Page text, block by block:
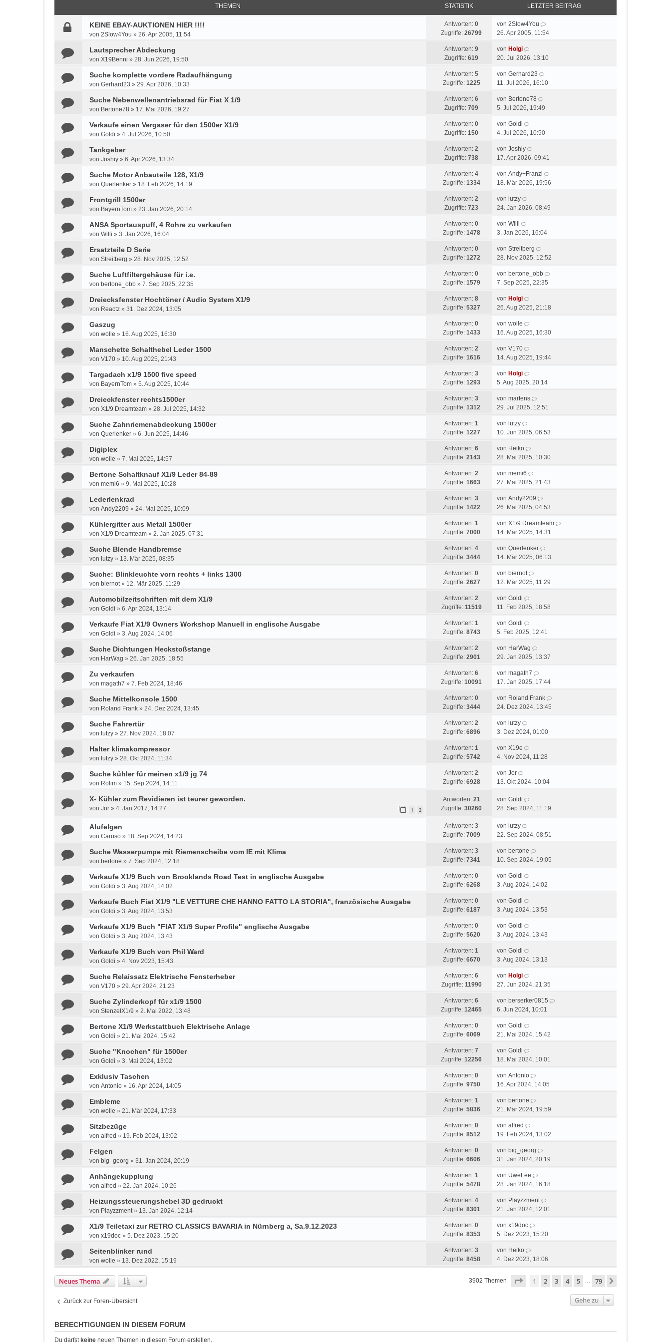
THEMEN STATISTIK LETZTER BEITRAG
KEINE EBAY-AUKTIONEN HIER !!!!
von 2Slow4You » 26. Apr 2005, 11:54
Antworten: 0
Zugriffe: 26799
von 2Slow4You
26. Apr 2005, 11:54
Lautsprecher Abdeckung
von X19Benni » 28. Jun 2026, 19:50
Antworten: 9
Zugriffe: 619
von Holgi
20. Jul 2026, 13:10
Suche komplette vordere Radaufhängung
von Gerhard23 » 29. Apr 2026, 10:33
Antworten: 5
Zugriffe: 1225
von Gerhard23
11. Jul 2026, 16:10
Suche Nebenwellenantriebsrad für Fiat X 1/9
von Bertone78 » 17. Mai 2026, 19:27
Antworten: 6
Zugriffe: 709
von Bertone78
5. Jul 2026, 19:49
Verkaufe einen Vergaser für den 1500er X1/9
von Goldi » 4. Jul 2026, 10:50
Antworten: 0
Zugriffe: 150
von Goldi
4. Jul 2026, 10:50
Tankgeber
von Joshiy » 6. Apr 2026, 13:34
Antworten: 2
Zugriffe: 738
von Joshiy
17. Apr 2026, 09:41
Suche Motor Anbauteile 128, X1/9
von Querlenker » 18. Feb 2026, 14:19
Antworten: 4
Zugriffe: 1334
von Andy+Franzi
18. Mär 2026, 19:56
Frontgrill 1500er
von BayernTom » 23. Jan 2026, 20:14
Antworten: 2
Zugriffe: 723
von lutzy
24. Jan 2026, 08:49
ANSA Sportauspuff, 4 Rohre zu verkaufen
von Willi » 3. Jan 2026, 16:04
Antworten: 0
Zugriffe: 1478
von Willi
3. Jan 2026, 16:04
Ersatzteile D Serie
von Streitberg » 28. Nov 2025, 12:52
Antworten: 0
Zugriffe: 1272
von Streitberg
28. Nov 2025, 12:52
Suche Luftfiltergehäuse für i.e.
von bertone_obb » 7. Sep 2025, 22:35
Antworten: 0
Zugriffe: 1579
von bertone_obb
7. Sep 2025, 22:35
Dreiecksfenster Hochtöner / Audio System X1/9
von Reactz » 31. Dez 2024, 13:05
Antworten: 8
Zugriffe: 5327
von Holgi
26. Aug 2025, 21:18
Gaszug
von wolle » 16. Aug 2025, 16:30
Antworten: 0
Zugriffe: 1433
von wolle
16. Aug 2025, 16:30
Manschette Schalthebel Leder 1500
von V170 » 10. Aug 2025, 21:43
Antworten: 2
Zugriffe: 1616
von V170
14. Aug 2025, 19:44
Targadach x1/9 1500 five speed
von BayernTom » 5. Aug 2025, 10:44
Antworten: 3
Zugriffe: 1293
von Holgi
5. Aug 2025, 20:14
Dreieckfenster rechts1500er
von X1/9 Dreamteam » 28. Jul 2025, 14:32
Antworten: 3
Zugriffe: 1312
von martens
29. Jul 2025, 12:51
Suche Zahnriemenabdeckung 1500er
von Querlenker » 6. Jun 2025, 14:46
Antworten: 1
Zugriffe: 1227
von lutzy
10. Jun 2025, 06:53
Digiplex
von wolle » 7. Mai 2025, 14:57
Antworten: 6
Zugriffe: 2143
von Heiko
28. Mai 2025, 10:30
Bertone Schaltknauf X1/9 Leder 84-89
von memi6 » 9. Mai 2025, 10:28
Antworten: 2
Zugriffe: 1663
von memi6
27. Mai 2025, 21:43
Lederlenkrad
von Andy2209 » 24. Mai 2025, 10:09
Antworten: 3
Zugriffe: 1422
von Andy2209
26. Mai 2025, 04:53
Kühlergitter aus Metall 1500er
von X1/9 Dreamteam » 2. Jan 2025, 07:31
Antworten: 1
Zugriffe: 7000
von X1/9 Dreamteam
14. Mär 2025, 14:31
Suche Blende Handbremse
von lutzy » 13. Mär 2025, 08:35
Antworten: 4
Zugriffe: 3444
von Querlenker
14. Mär 2025, 06:13
Suche: Blinkleuchte vorn rechts + links 1300
von biernot» 12. Mär 2025, 11:29
Antworten: 0
Zugriffe: 2627
von biernot
12. Mär 2025, 11:29
Automobilzeitschriften mit dem X1/9
von Goldi » 6. Apr 2024, 13:14
Antworten: 2
Zugriffe: 11519
von Goldi
11. Feb 2025, 18:58
Verkaufe Fiat X1/9 Owners Workshop Manuell in englische Ausgabe
von Goldi » 3. Aug 2024, 14:06
Antworten: 1
Zugriffe: 8743
von Goldi
5. Feb 2025, 12:41
Suche Dichtungen Heckstoßstange
von HarWag » 26. Jan 2025, 18:55
Antworten: 2
Zugriffe: 2901
von HarWag
29. Jan 2025, 13:37
Zu verkaufen
von magath7 » 7. Feb 2024, 18:46
Antworten: 6
Zugriffe: 10091
von magath7
17. Jan 2025, 17:44
Suche Mittelkonsole 1500
von Roland Frank » 24. Dez 2024, 13:45
Antworten: 0
Zugriffe: 3444
von Roland Frank
24. Dez 2024, 13:45
Suche Fahrertür
von lutzy » 27. Nov 2024, 18:07
Antworten: 2
Zugriffe: 6896
von lutzy
3. Dez 2024, 01:00
Halter klimakompressor
von lutzy » 28. Okt 2024, 11:34
Antworten: 1
Zugriffe: 5742
von X19e
4. Nov 2024, 11:28
Suche kühler für meinen x1/9 jg 74
von Rolim » 15. Sep 2024, 14:11
Antworten: 2
Zugriffe: 6928
von Jor
13. Okt 2024, 10:04
X- Kühler zum Revidieren ist teurer geworden.
von Jor » 4. Jan 2017, 14:27 1 2
Antworten: 21
Zugriffe: 30260
von Goldi
28. Sep 2024, 11:19
Alufelgen
von Caruso » 18. Sep 2024, 14:23
Antworten: 3
Zugriffe: 7009
von lutzy
22. Sep 2024, 08:51
Suche Wasserpumpe mit Riemenscheibe vom IE mit Klima
von bertone » 7. Sep 2024, 12:18
Antworten: 3
Zugriffe: 7341
von bertone
10. Sep 2024, 19:05
Verkaufe X1/9 Buch von Brooklands Road Test in englische Ausgabe
von Goldi » 3. Aug 2024, 14:02
Antworten: 0
Zugriffe: 6268
von Goldi
3. Aug 2024, 14:02
Verkaufe Buch Fiat X1/9 "LE VETTURE CHE HANNO FATTO LA STORIA", französische Ausgabe
von Goldi » 3. Aug 2024, 13:53
Antworten: 0
Zugriffe: 6187
von Goldi
3. Aug 2024, 13:53
Verkaufe X1/9 Buch "FIAT X1/9 Super Profile" englische Ausgabe
von Goldi » 3. Aug 2024, 13:43
Antworten: 0
Zugriffe: 5620
von Goldi
3. Aug 2024, 13:43
Verkaufe X1/9 Buch von Phil Ward
von Goldi » 4. Nov 2023, 15:43
Antworten: 1
Zugriffe: 6670
von Goldi
3. Aug 2024, 13:13
Suche Relaissatz Elektrische Fensterheber
von V170 » 29. Apr 2024, 21:23
Antworten: 6
Zugriffe: 11990
von Holgi
27. Jun 2024, 21:35
Suche Zylinderkopf für x1/9 1500
von StenzelX1/9 » 2. Mai 2022, 13:48
Antworten: 6
Zugriffe: 12465
von berserker0815
6. Jun 2024, 10:01
Bertone X1/9 Werkstattbuch Elektrische Anlage
von Goldi » 21. Mai 2024, 15:42
Antworten: 0
Zugriffe: 6069
von Goldi
21. Mai 2024, 15:42
Suche "Knochen" für 1500er
von Goldi » 3. Mai 2024, 13:02
Antworten: 7
Zugriffe: 12256
von Goldi
18. Mai 2024, 10:01
Exklusiv Taschen
von Antonio » 16. Apr 2024, 14:05
Antworten: 0
Zugriffe: 9750
von Antonio
16. Apr 2024, 14:05
Embleme
von wolle » 21. Mär 2024, 17:33
Antworten: 1
Zugriffe: 5836
von bertone
21. Mär 2024, 19:59
Sitzbezüge
von alfred » 19. Feb 2024, 13:02
Antworten: 0
Zugriffe: 8512
von alfred
19. Feb 2024, 13:02
Felgen
von big_georg » 31. Jan 2024, 20:19
Antworten: 0
Zugriffe: 6606
von big_georg
31. Jan 2024, 20:19
Anhängekupplung
von alfred » 22. Jan 2024, 10:26
Antworten: 1
Zugriffe: 5478
von UweLee
28. Jan 2024, 16:18
Heizungssteuerungshebel 3D gedruckt
von Playzzment» 13. Jan 2024, 12:14
Antworten: 4
Zugriffe: 8301
von Playzzment
21. Jan 2024, 12:01
X1/9 Teiletaxi zur RETRO CLASSICS BAVARIA in Nürnberg a, Sa.9.12.2023
von x19doc » 5. Dez 2023, 15:20
Antworten: 0
Zugriffe: 8353
von x19doc
5. Dez 2023, 15:20
Seitenblinker rund
von wolle » 13. Dez 2022, 15:19
Antworten: 3
Zugriffe: 8458
von Heiko
4. Dez 2023, 18:06
Neues Thema 3902 Themen Seite von79
1 2 3 4 5 … 79
Zurück zur Foren-Übersicht Gehe zu
BERECHTIGUNGEN IN DIESEM FORUM
Du darfst keine neuen Themen in diesem Forum erstellen.